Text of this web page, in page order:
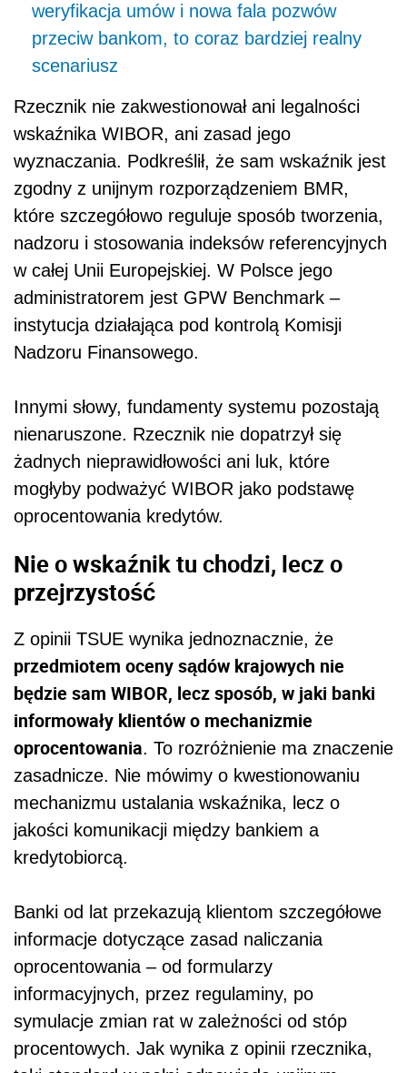
weryfikacja umów i nowa fala pozwów
przeciw bankom, to coraz bardziej realny
scenariusz
Rzecznik nie zakwestionował ani legalności
wskaźnika WIBOR, ani zasad jego
wyznaczania. Podkreślił, że sam wskaźnik jest
zgodny z unijnym rozporządzeniem BMR,
które szczegółowo reguluje sposób tworzenia,
nadzoru i stosowania indeksów referencyjnych
w całej Unii Europejskiej. W Polsce jego
administratorem jest GPW Benchmark –
instytucja działająca pod kontrolą Komisji
Nadzoru Finansowego.
Innymi słowy, fundamenty systemu pozostają
nienaruszone. Rzecznik nie dopatrzył się
żadnych nieprawidłowości ani luk, które
mogłyby podważyć WIBOR jako podstawę
oprocentowania kredytów.
Nie o wskaźnik tu chodzi, lecz o
przejrzystość
Z opinii TSUE wynika jednoznacznie, że
przedmiotem oceny sądów krajowych nie
będzie sam WIBOR, lecz sposób, w jaki banki
informowały klientów o mechanizmie
oprocentowania. To rozróżnienie ma znaczenie
zasadnicze. Nie mówimy o kwestionowaniu
mechanizmu ustalania wskaźnika, lecz o
jakości komunikacji między bankiem a
kredytobiorcą.
Banki od lat przekazują klientom szczegółowe
informacje dotyczące zasad naliczania
oprocentowania – od formularzy
informacyjnych, przez regulaminy, po
symulacje zmian rat w zależności od stóp
procentowych. Jak wynika z opinii rzecznika,